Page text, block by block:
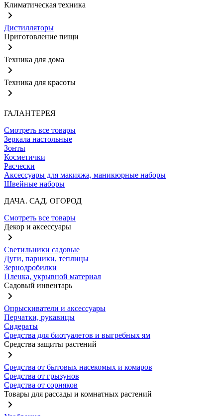
Климатическая техника
Дистилляторы
Приготовление пищи
Техника для дома
Техника для красоты
ГАЛАНТЕРЕЯ
Смотреть все товары
Зеркала настольные
Зонты
Косметички
Расчески
Аксессуары для макияжа, маникюрные наборы
Швейные наборы
ДАЧА. САД. ОГОРОД
Смотреть все товары
Декор и аксессуары
Светильники садовые
Дуги, парники, теплицы
Зернодробилки
Пленка, укрывной материал
Садовый инвентарь
Опрыскиватели и аксессуары
Перчатки, рукавицы
Сидераты
Средства для биотуалетов и выгребных ям
Средства защиты растений
Средства от бытовых насекомых и комаров
Средства от грызунов
Средства от сорняков
Товары для рассады и комнатных растений